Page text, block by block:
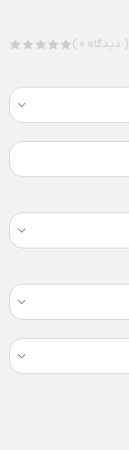
( 0 دیدگاه )